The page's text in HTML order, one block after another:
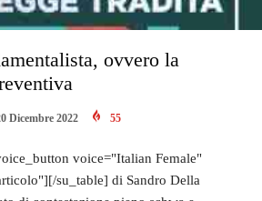
ovvero la
Dicembre 2022 55
voice="Italian Female"
su_table] di Sandro Della